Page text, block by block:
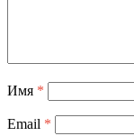
Имя *
Email *